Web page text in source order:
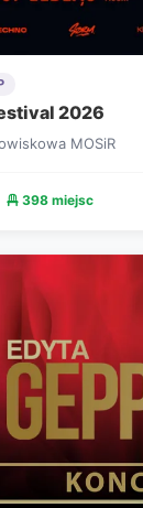
2026
MOSiR
398 miejsc